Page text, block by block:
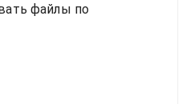
файлы по